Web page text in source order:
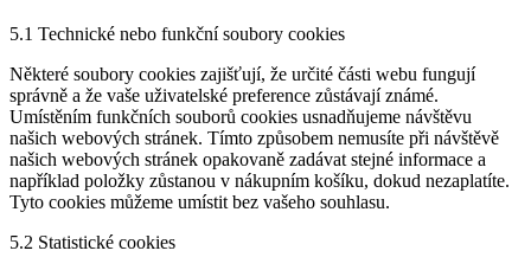
5.1 Technické nebo funkční soubory cookies
Některé soubory cookies zajišťují, že určité části webu fungují
správně a že vaše uživatelské preference zůstávají známé.
Umístěním funkčních souborů cookies usnadňujeme návštěvu
našich webových stránek. Tímto způsobem nemusíte při návštěvě
našich webových stránek opakovaně zadávat stejné informace a
například položky zůstanou v nákupním košíku, dokud nezaplatíte.
Tyto cookies můžeme umístit bez vašeho souhlasu.
5.2 Statistické cookies